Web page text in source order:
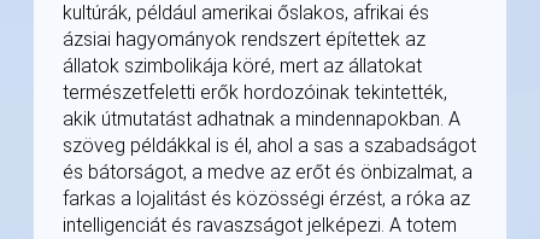
kultúrák, például amerikai őslakos, afrikai és
ázsiai hagyományok rendszert építettek az
állatok szimbolikája köré, mert az állatokat
természetfeletti erők hordozóinak tekintették,
akik útmutatást adhatnak a mindennapokban. A
szöveg példákkal is él, ahol a sas a szabadságot
és bátorságot, a medve az erőt és önbizalmat, a
farkas a lojalitást és közösségi érzést, a róka az
intelligenciát és ravaszságot jelképezi. A totem